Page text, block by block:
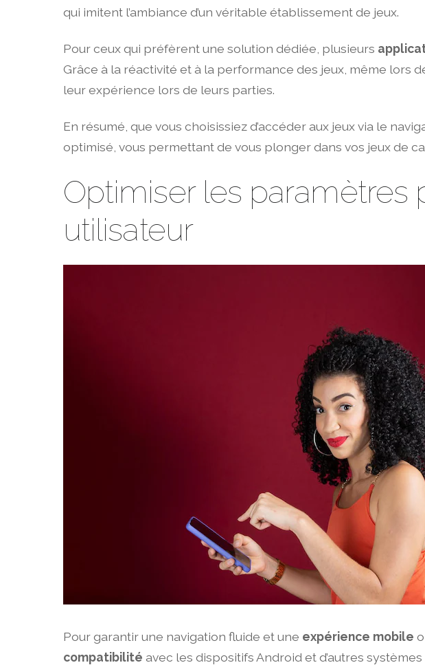
qui imitent l’ambiance d’un véritable établissement de jeux.
Pour ceux qui préfèrent une solution dédiée, plusieurs
Grâce à la réactivité et à la performance des jeux, même lors
leur expérience lors de leurs parties.
En résumé, que vous choisissiez d’accéder aux jeux via le
optimisé, vous permettant de vous plonger dans vos jeux de
Optimiser les
utilisateur
Pour garantir une navigation fluide et une expérience mobile
compatibilité avec les dispositifs Android et d’autres